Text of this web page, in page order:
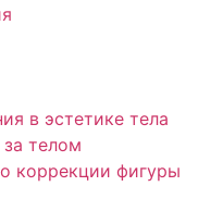
в эстетике тела
телом
коррекции фигуры